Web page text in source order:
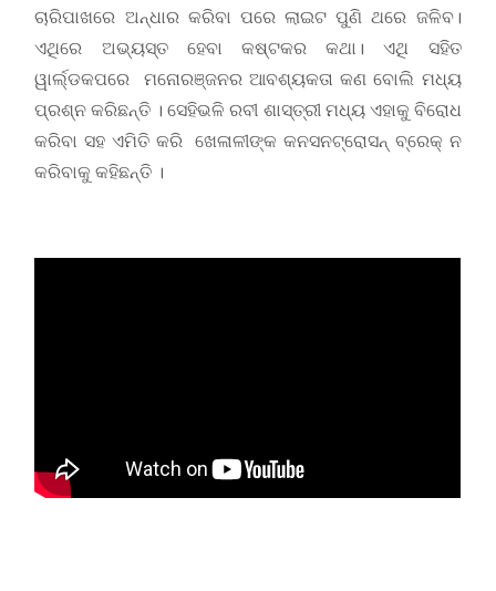
ଚାରିପାଖରେ ଅନ୍ଧାର କରିବା ପରେ ଲାଇଟ ପୁଣି ଥରେ ଜଳିବ।
ଏଥିରେ ଅଭ୍ୟସ୍ତ ହେବା କଷ୍ଟକର କଥା। ଏଥି ସହିତ
ୱାର୍ଲ୍ଡକପରେ ମନୋରଞ୍ଜନର ଆବଶ୍ୟକତା କଣ ବୋଲି ମଧ୍ୟ
ପ୍ରଶ୍ନ କରିଛନ୍ତି । ସେହିଭଳି ରବୀ ଶାସ୍ତ୍ରୀ ମଧ୍ୟ ଏହାକୁ ବିରୋଧ
କରିବା ସହ ଏମିତି କରି ଖେଳାଳୀଙ୍କ କନସନଟ୍ରୋସନ୍ ବ୍ରେକ୍ ନ
କରିବାକୁ କହିଛନ୍ତି ।